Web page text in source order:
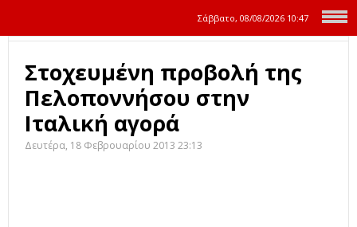
Σάββατο, 08/08/2026 10:47
Στοχευμένη προβολή της
Πελοποννήσου στην
Ιταλική αγορά
Δευτέρα, 18 Φεβρουαρίου 2013 23:13